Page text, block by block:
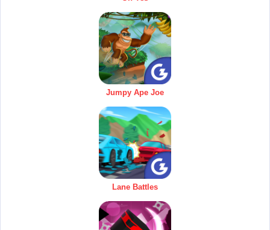
Jumpy Ape Joe
Lane Battles